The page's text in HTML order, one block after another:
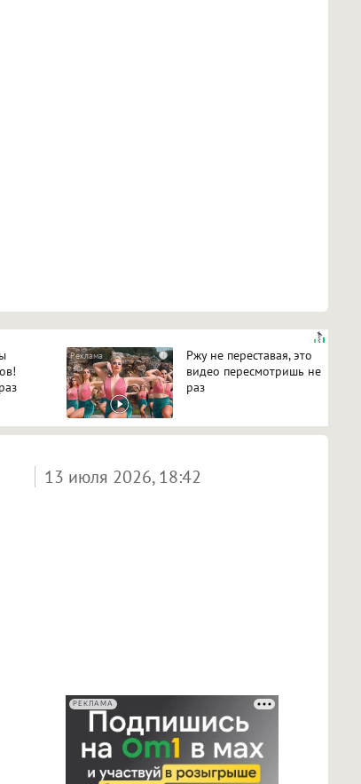
i
Ржу не переставая, это
видео пересмотришь не
раз
13 июля 2026, 18:42
РЕКЛАМА